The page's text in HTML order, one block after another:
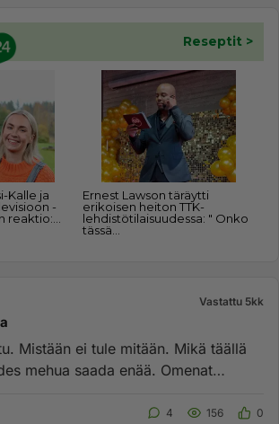
Vastattu 5kk
Mistään ei tule mitään. Mikä täällä
4 156 0